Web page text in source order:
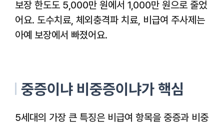
보장 한도도 5,000만 원에서 1,000만 원으로 줄었
어요. 도수치료, 체외충격파 치료, 비급여 주사제는
아예 보장에서 빠졌어요.
중증이냐 비중증이냐가 핵심
5세대의 가장 큰 특징은 비급여 항목을 중증과 비중